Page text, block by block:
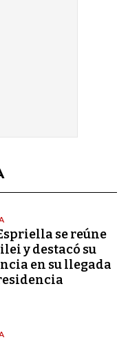
se reúne
y destacó su
en su llegada